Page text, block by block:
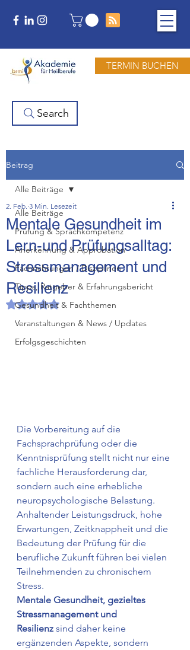
TERMIN BUCHEN
Search
Beitrag
Alle Beiträge
Prüfung & Sprachkompetenz
Anerkennung & Approbation
Fachrichtungen / Disziplinen
Tipps, Ratgeber & Erfahrungsbericht
Gesundheit & Fachthemen
Veranstaltungen & News / Updates
Erfolgsgeschichten
Alle Beiträge
Mentale Gesundheit im
Lern-und Prüfungsalltag:
Stressmanagement und
Resilienz
2. Feb. 3 Min. Lesezeit
Mit NaN von 5 Sternen bewertet.
Die Vorbereitung auf die
Fachsprachprüfung oder die
Kenntnisprüfung stellt nicht nur eine
fachliche Herausforderung dar,
sondern auch eine erhebliche
neuropsychologische Belastung.
Anhaltender Leistungsdruck, hohe
Erwartungen, Zeitknappheit und die
Bedeutung der Prüfung für die
berufliche Zukunft führen bei vielen
Teilnehmenden zu chronischem
Stress.
Mentale Gesundheit, gezieltes
Stressmanagement und
Resilienz sind daher keine
ergänzenden Aspekte, sondern